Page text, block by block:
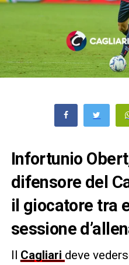
Infortunio
difensore del
il giocatore tra
sessione
Il Cagliari deve